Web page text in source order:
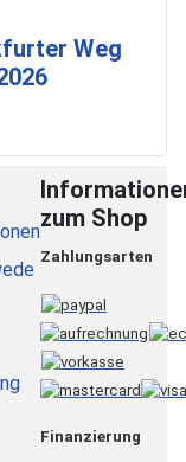
Weg
zum Shop
Zahlungsarten
Finanzierung